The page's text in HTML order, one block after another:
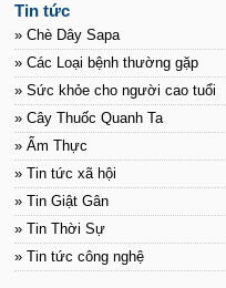
Tin tức
» Chè Dây Sapa
» Các Loại bệnh thường gặp
» Sức khỏe cho người cao tuổi
» Cây Thuốc Quanh Ta
» Ẩm Thực
» Tin tức xã hội
» Tin Giật Gân
» Tin Thời Sự
» Tin tức công nghệ